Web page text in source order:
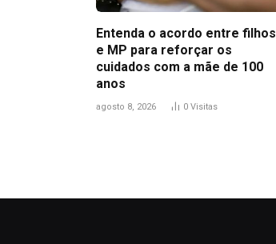
Entenda o acordo entre filhos
e MP para reforçar os
cuidados com a mãe de 100
anos
agosto 8, 2026 0 Visitas